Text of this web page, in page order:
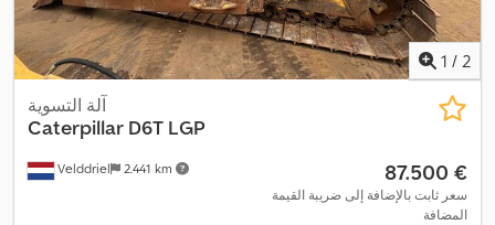
1 / 2
Velddriel 2.441 km
آلة التسوية
Caterpillar D6T LGP
‏87.500 €
سعر ثابت بالإضافة إلى ضريبة القيمة
المضافة